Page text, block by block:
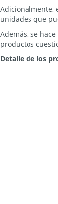
Adicionalmente,
unidades que
Además, se
productos
Detalle de los